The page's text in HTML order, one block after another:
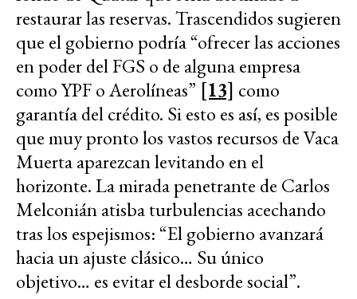
restaurar las reservas. Trascendidos sugieren
que el gobierno podría “ofrecer las acciones
en poder del FGS o de alguna empresa
como YPF o Aerolíneas” [13] como
garantía del crédito. Si esto es así, es posible
que muy pronto los vastos recursos de Vaca
Muerta aparezcan levitando en el
horizonte. La mirada penetrante de Carlos
Melconián atisba turbulencias acechando
tras los espejismos: “El gobierno avanzará
hacia un ajuste clásico… Su único
objetivo… es evitar el desborde social”.